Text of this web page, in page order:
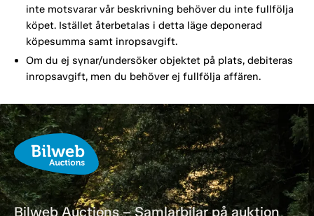
inte motsvarar vår beskrivning behöver du inte fullfölja
köpet. Istället återbetalas i detta läge deponerad
köpesumma samt inropsavgift.
Om du ej synar/undersöker objektet på plats, debiteras
inropsavgift, men du behöver ej fullfölja affären.
Bilweb Auctions – Samlarbilar på auktion